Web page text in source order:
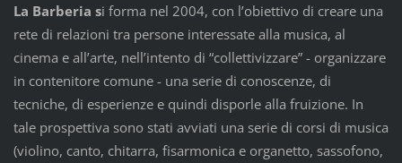
La Barberia si forma nel 2004, con l’obiettivo di creare una
rete di relazioni tra persone interessate alla musica, al
cinema e all’arte, nell’intento di “collettivizzare” - organizzare
in contenitore comune - una serie di conoscenze, di
tecniche, di esperienze e quindi disporle alla fruizione. In
tale prospettiva sono stati avviati una serie di corsi di musica
(violino, canto, chitarra, fisarmonica e organetto, sassofono,